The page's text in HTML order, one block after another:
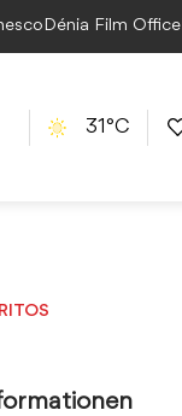
Dénia Film Office
31°C